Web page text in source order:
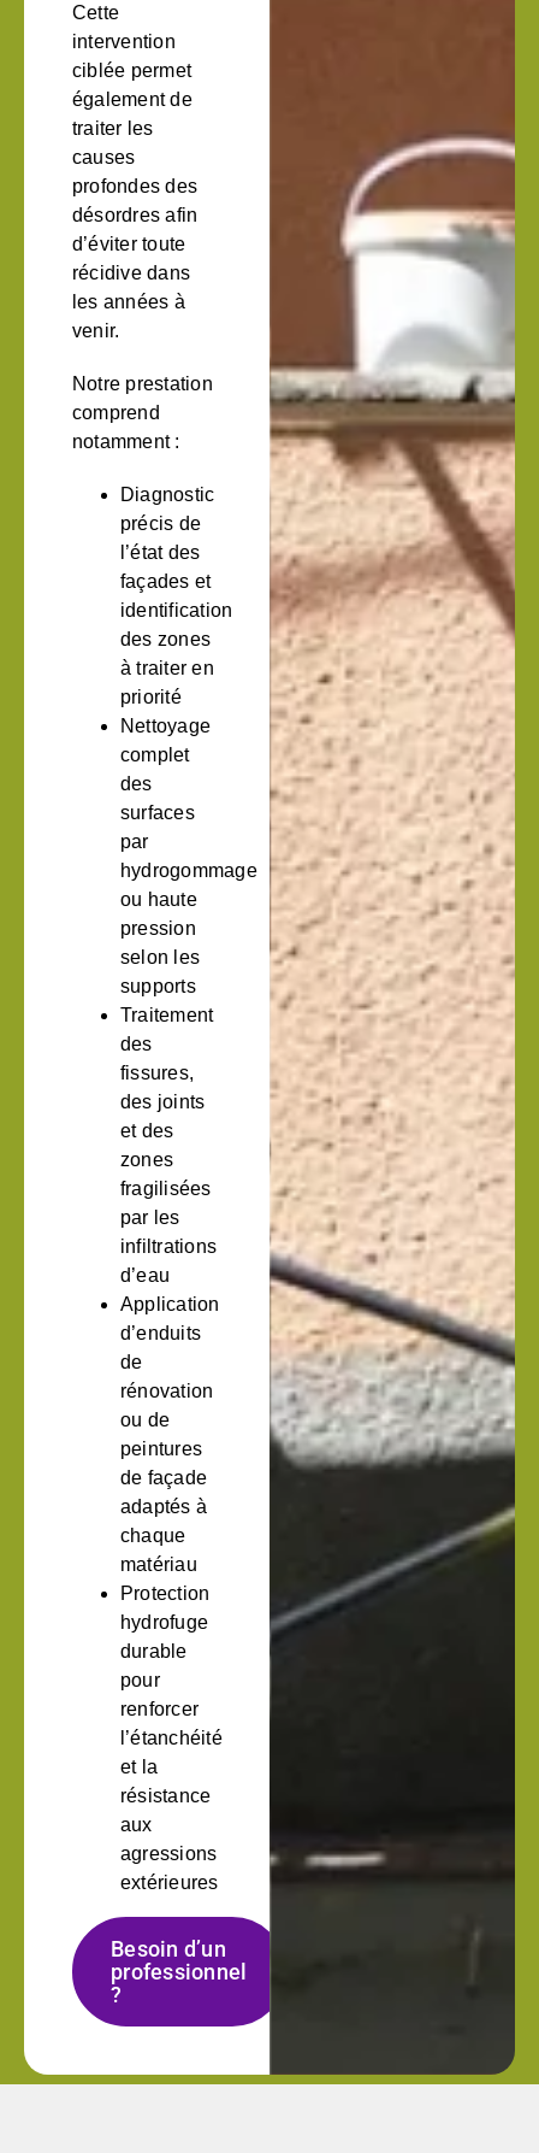
Cette
intervention
ciblée permet
également de
traiter les
causes
profondes des
désordres afin
d’éviter toute
récidive dans
les années à
venir.
Notre prestation
comprend
notamment :
Diagnostic
précis de
l’état des
façades et
identification
des zones
à traiter en
priorité
Nettoyage
complet
des
surfaces
par
hydrogommage
ou haute
pression
selon les
supports
Traitement
des
fissures,
des joints
et des
zones
fragilisées
par les
infiltrations
d’eau
Application
d’enduits
de
rénovation
ou de
peintures
de façade
adaptés à
chaque
matériau
Protection
hydrofuge
durable
pour
renforcer
l’étanchéité
et la
résistance
aux
agressions
extérieures
Besoin d’un
professionnel
?